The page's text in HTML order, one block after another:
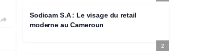

Sodicam S.A : Le visage du retail
moderne au Cameroun
2